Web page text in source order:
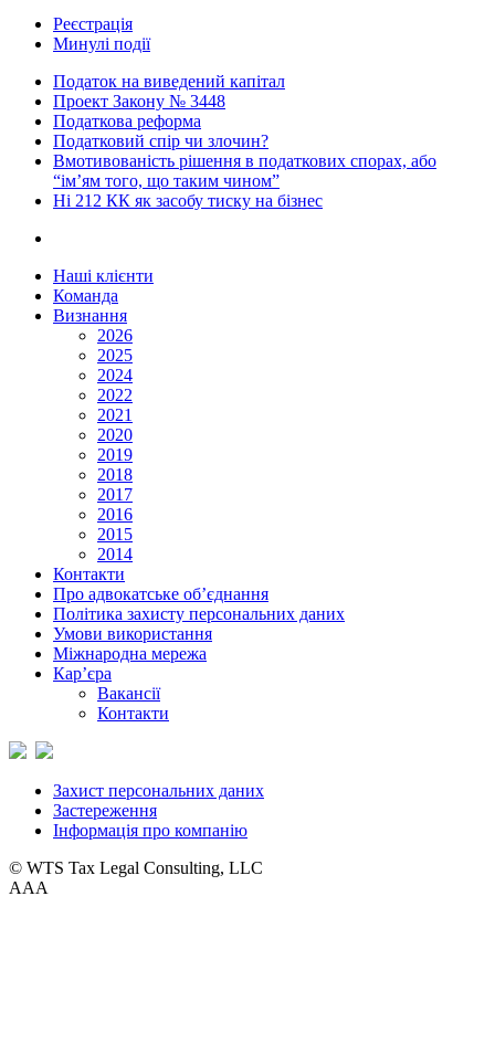
Реєстрація
Минулі події
Податок на виведений капітал
Проект Закону № 3448
Податкова реформа
Податковий спір чи злочин?
Вмотивованість рішення в податкових спорах, або
“ім’ям того, що таким чином”
Ні 212 КК як засобу тиску на бізнес
Наші клієнти
Команда
Визнання
2026
2025
2024
2022
2021
2020
2019
2018
2017
2016
2015
2014
Контакти
Про адвокатське об’єднання
Політика захисту персональних даних
Умови використання
Міжнародна мережа
Кар’єра
Вакансії
Контакти
Захист персональних даних
Застереження
Інформація про компанію
© WTS Tax Legal Consulting, LLC
AAA